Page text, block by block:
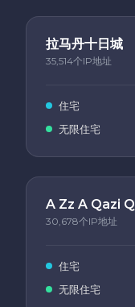
拉马丹十日城
35,514个IP地址
住宅
无限住宅
A Zz A Qazi Q
30,678个IP地址
住宅
无限住宅